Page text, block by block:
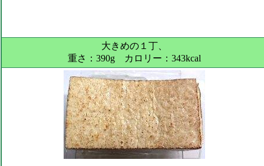
大きめの１丁、
重さ：390g カロリー：343kcal